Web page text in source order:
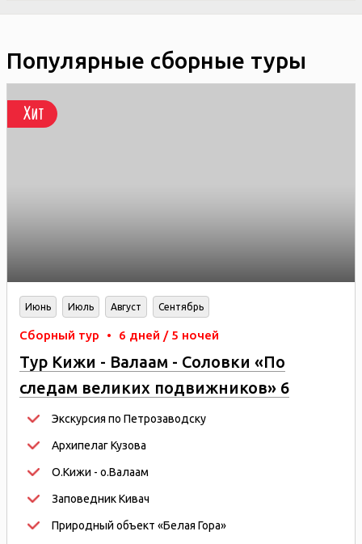
Популярные сборные туры
Хит
Июнь Июль Август Сентябрь
Сборный тур • 6 дней / 5 ночей
Тур Кижи - Валаам - Соловки «По
следам великих подвижников» 6
дней/5 ночей
Экскурсия по Петрозаводску
Архипелаг Кузова
О.Кижи - о.Валаам
Заповедник Кивач
Природный объект «Белая Гора»